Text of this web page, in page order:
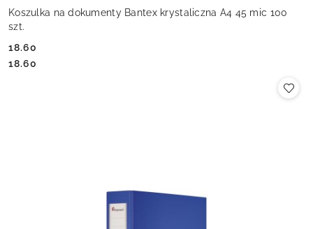
Koszulka na dokumenty Bantex krystaliczna A4 45 mic 100
szt.
Cena:
18.60
Cena:
18.60